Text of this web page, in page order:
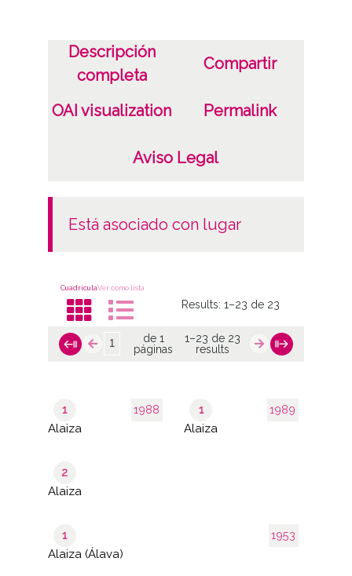
Descripción
completa
Compartir
OAI visualization Permalink
Aviso Legal
está asociado con lugar
CuadrículaVer como lista
Results:1–23 de 23
de 1
páginas
1–23 de 23
results
1988
1
Alaiza
1989
1
Alaiza
2
Alaiza
1953
1
Alaiza (Álava)